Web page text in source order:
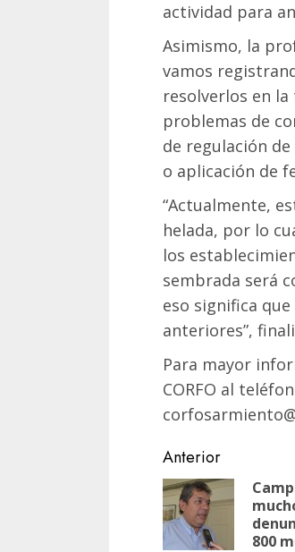
actividad para
Asimismo, la
vamos
resolverlos en
problemas de
de regulación
o aplicación de
“Actualmente,
helada, por lo
los
sembrada será
eso significa
anteriores”,
Para mayor
CORFO al
Navegación
de
entradas
Anterior
800